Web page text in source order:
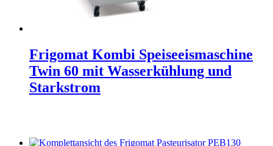
Frigomat Kombi Speiseeismaschine
Twin 60 mit Wasserkühlung und
Starkstrom